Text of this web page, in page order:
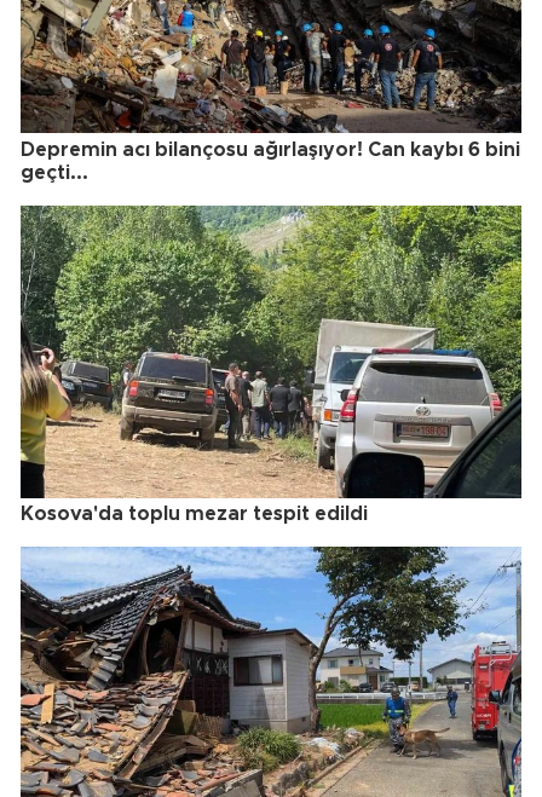
Depremin acı bilançosu ağırlaşıyor! Can kaybı 6 bini
geçti...
Kosova'da toplu mezar tespit edildi